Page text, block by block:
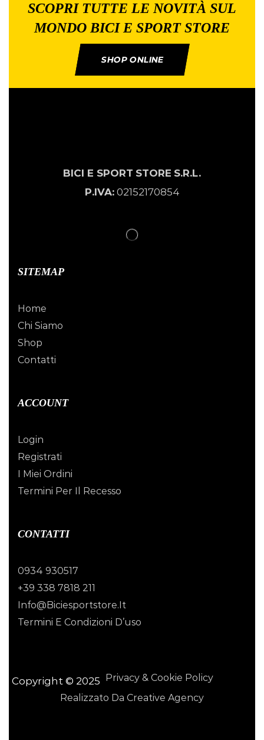
SCOPRI TUTTE LE NOVITÀ SUL
MONDO BICI E SPORT STORE
SHOP ONLINE
BICI E SPORT STORE S.R.L.
P.IVA:02152170854
SITEMAP
Home
Chi Siamo
Shop
Contatti
ACCOUNT
Login
Registrati
I Miei Ordini
Termini Per Il Recesso
CONTATTI
0934 930517
+39 338 7818 211
Info@biciesportstore.it
Termini E Condizioni D’uso
Copyright © 2025 Privacy & Cookie Policy
Realizzato Da Creative Agency